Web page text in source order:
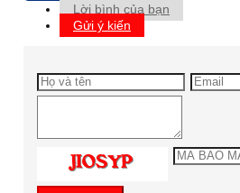
Lời bình của bạn
Gửi ý kiến